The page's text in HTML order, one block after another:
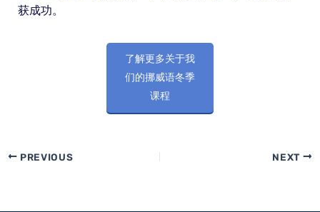
获成功。
了解更多关于我
们的挪威语冬季
课程
PREVIOUS NEXT